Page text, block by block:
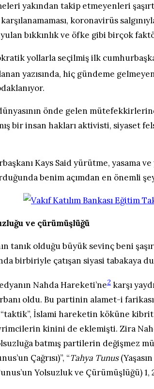
yakından takip etmeyenleri
koronavirüs
bıkkınlık ve öfke gibi birçok
yollarla seçilmiş ilk
yazısında, hiç gündeme
önde gelen
bir insan hakları aktivisti, siyaset
Kays Said yürütme, yasama
benim açımdan en önemli
ve çürümüşlüğü
tanık olduğu büyük sevinç beni
birbiriyle çatışan siyasi
Nahda Hareketi’ne2karşı
oldu. Bu partinin alamet-i
“taktik”, İslami hareketin köküne
kinini de eklemişti. Zira
batmış partilerin değişmez
Çağrısı)”, “Tahya Tunus
Yolsuzluk ve Çürümüşlüğü)